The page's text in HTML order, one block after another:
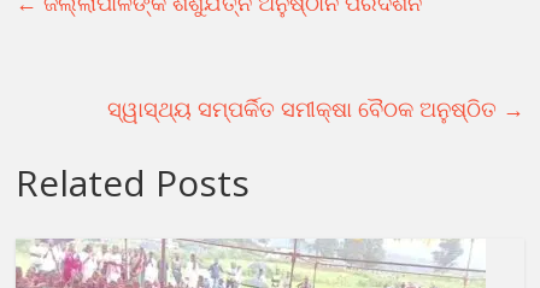
ସ୍ୱାସ୍ଥ୍ୟ ସମ୍ପର୍କିତ ସମୀକ୍ଷା ବୈଠକ ଅନୁଷ୍ଠିତ →
Related Posts